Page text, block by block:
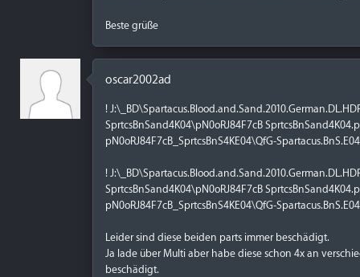
Beste grüße
oscar2002ad
!
SprtcsBnSand4K04\pN0oRJ84F7cB
pN0oRJ84F7cB_SprtcsBnS4KE04\QfG-
!
SprtcsBnSand4K04\pN0oRJ84F7cB
pN0oRJ84F7cB_SprtcsBnS4KE04\QfG-
Leider sind diese beiden parts immer beschädigt.
Ja lade über Multi aber habe diese schon 4x an
beschädigt.